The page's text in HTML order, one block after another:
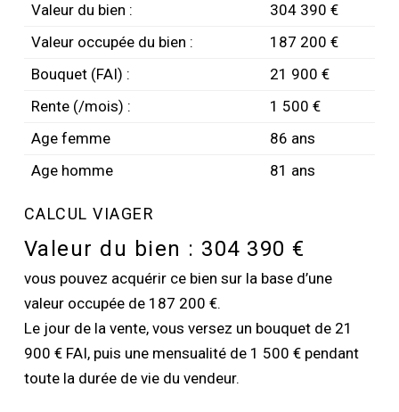
Valeur du bien :
304 390 €
Valeur occupée du bien :
187 200 €
Bouquet (FAI) :
21 900 €
Rente (/mois) :
1 500 €
Age femme
86 ans
Age homme
81 ans
CALCUL VIAGER
Valeur du bien : 304 390 €
vous pouvez acquérir ce bien sur la base d’une
valeur occupée de 187 200 €.
Le jour de la vente, vous versez un bouquet de 21
900 € FAI, puis une mensualité de 1 500 € pendant
toute la durée de vie du vendeur.